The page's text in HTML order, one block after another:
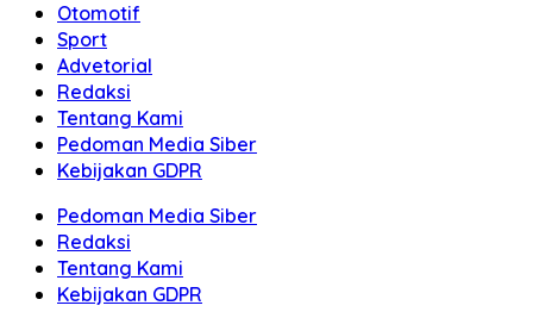
Otomotif
Sport
Advetorial
Redaksi
Tentang Kami
Pedoman Media Siber
Kebijakan GDPR
Pedoman Media Siber
Redaksi
Tentang Kami
Kebijakan GDPR